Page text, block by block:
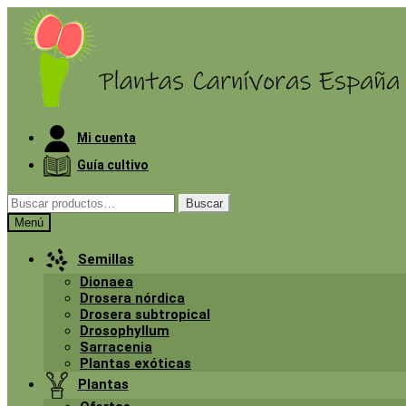
navegación
contenido
Mi cuenta
Guía cultivo
Buscar
por:
Buscar
Menú
Semillas
Dionaea
Drosera nórdica
Drosera subtropical
Drosophyllum
Sarracenia
Plantas exóticas
Plantas